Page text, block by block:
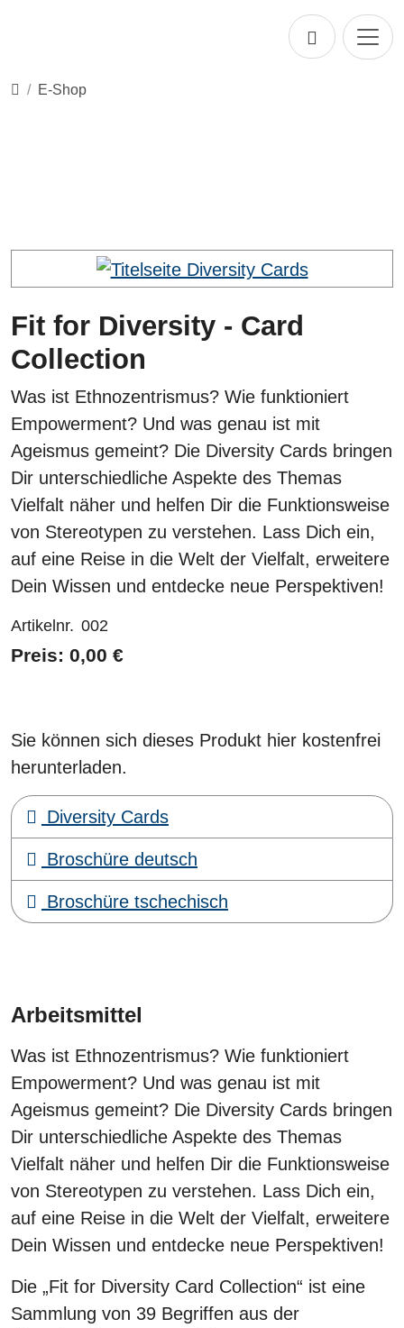
Startseite
E-Shop
Fit for Diversity - Card
Collection
Was ist Ethnozentrismus? Wie funktioniert
Empowerment? Und was genau ist mit
Ageismus gemeint? Die Diversity Cards bringen
Dir unterschiedliche Aspekte des Themas
Vielfalt näher und helfen Dir die Funktionsweise
von Stereotypen zu verstehen. Lass Dich ein,
auf eine Reise in die Welt der Vielfalt, erweitere
Dein Wissen und entdecke neue Perspektiven!
Artikelnr. 002
Preis: 0,00 €
Sie können sich dieses Produkt hier kostenfrei
herunterladen.
Diversity Cards
Broschüre deutsch
Broschüre tschechisch
Arbeitsmittel
Was ist Ethnozentrismus? Wie funktioniert
Empowerment? Und was genau ist mit
Ageismus gemeint? Die Diversity Cards bringen
Dir unterschiedliche Aspekte des Themas
Vielfalt näher und helfen Dir die Funktionsweise
von Stereotypen zu verstehen. Lass Dich ein,
auf eine Reise in die Welt der Vielfalt, erweitere
Dein Wissen und entdecke neue Perspektiven!
Die „Fit for Diversity Card Collection“ ist eine
Sammlung von 39 Begriffen aus der